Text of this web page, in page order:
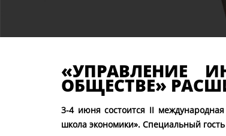
«УПРАВЛЕНИЕ
ОБЩЕСТВЕ»
3-4 июня состоится II
школа экономики». Специальный